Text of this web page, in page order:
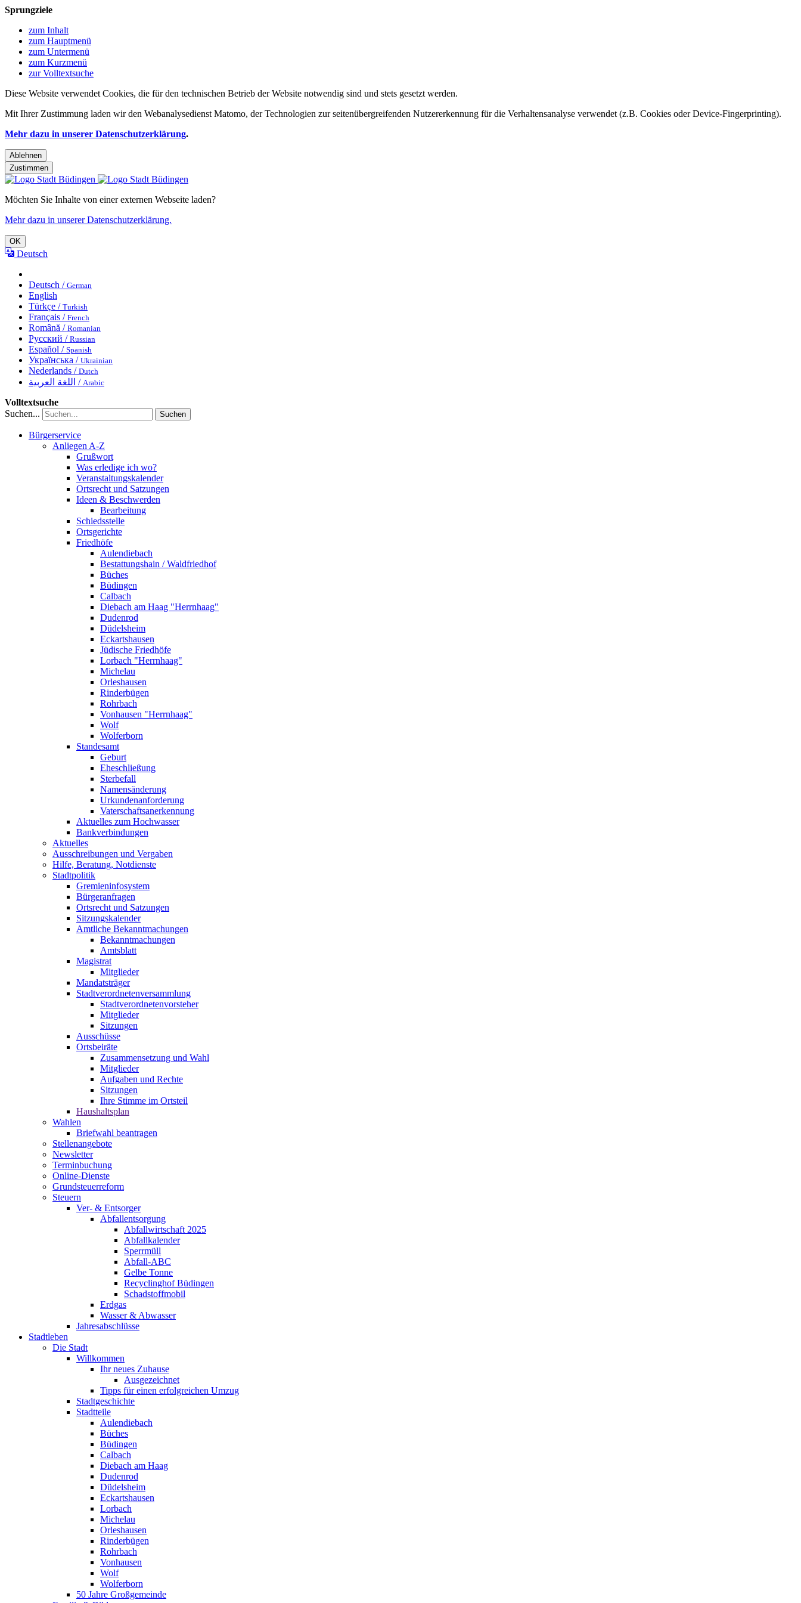
Sprungziele
zum Inhalt
zum Hauptmenü
zum Untermenü
zum Kurzmenü
zur Volltextsuche
Diese Website verwendet Cookies, die für den technischen Betrieb der Website notwendig sind und stets gesetzt werden.
Mit Ihrer Zustimmung laden wir den Webanalysedienst Matomo, der Technologien zur seitenübergreifenden Nutzererkennung für die Verhaltensanalyse verwendet (z.B. Cookies oder Device-Fingerprinting).
Mehr dazu in unserer Datenschutzerklärung.
Ablehnen
Zustimmen
Möchten Sie Inhalte von einer externen Webseite laden?
Mehr dazu in unserer Datenschutzerklärung.
OK
Deutsch
Deutsch / German
English
Türkçe / Turkish
Français / French
Română / Romanian
Русский / Russian
Español / Spanish
Українська / Ukrainian
Nederlands / Dutch
اللغة العربية / Arabic
Volltextsuche
Suchen...
Suchen
Bürgerservice
Anliegen A-Z
Grußwort
Was erledige ich wo?
Veranstaltungskalender
Ortsrecht und Satzungen
Ideen & Beschwerden
Bearbeitung
Schiedsstelle
Ortsgerichte
Friedhöfe
Aulendiebach
Bestattungshain / Waldfriedhof
Büches
Büdingen
Calbach
Diebach am Haag "Herrnhaag"
Dudenrod
Düdelsheim
Eckartshausen
Jüdische Friedhöfe
Lorbach "Herrnhaag"
Michelau
Orleshausen
Rinderbügen
Rohrbach
Vonhausen "Herrnhaag"
Wolf
Wolferborn
Standesamt
Geburt
Eheschließung
Sterbefall
Namensänderung
Urkundenanforderung
Vaterschaftsanerkennung
Aktuelles zum Hochwasser
Bankverbindungen
Aktuelles
Ausschreibungen und Vergaben
Hilfe, Beratung, Notdienste
Stadtpolitik
Gremieninfosystem
Bürgeranfragen
Ortsrecht und Satzungen
Sitzungskalender
Amtliche Bekanntmachungen
Bekanntmachungen
Amtsblatt
Magistrat
Mitglieder
Mandatsträger
Stadtverordnetenversammlung
Stadtverordnetenvorsteher
Mitglieder
Sitzungen
Ausschüsse
Ortsbeiräte
Zusammensetzung und Wahl
Mitglieder
Aufgaben und Rechte
Sitzungen
Ihre Stimme im Ortsteil
Haushaltsplan
Wahlen
Briefwahl beantragen
Stellenangebote
Newsletter
Terminbuchung
Online-Dienste
Grundsteuerreform
Steuern
Ver- & Entsorger
Abfallentsorgung
Abfallwirtschaft 2025
Abfallkalender
Sperrmüll
Abfall-ABC
Gelbe Tonne
Recyclinghof Büdingen
Schadstoffmobil
Erdgas
Wasser & Abwasser
Jahresabschlüsse
Stadtleben
Die Stadt
Willkommen
Ihr neues Zuhause
Ausgezeichnet
Tipps für einen erfolgreichen Umzug
Stadtgeschichte
Stadtteile
Aulendiebach
Büches
Büdingen
Calbach
Diebach am Haag
Dudenrod
Düdelsheim
Eckartshausen
Lorbach
Michelau
Orleshausen
Rinderbügen
Rohrbach
Vonhausen
Wolf
Wolferborn
50 Jahre Großgemeinde